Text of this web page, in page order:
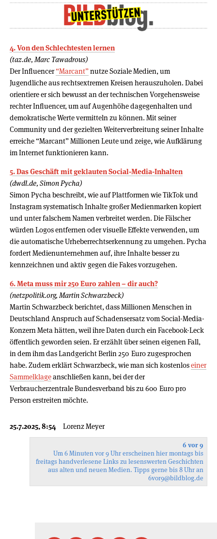
4. Von den Schlechtesten lernen
(taz.de, Marc Tawadrous)
Der Influencer“Marcant”nutze Soziale Medien, um
Jugendliche aus rechtsextremen Kreisen herauszuholen. Dabei
orientiere er sich bewusst an der technischen Vorgehensweise
rechter Influencer, um auf Augenhöhe dagegenhalten und
demokratische Werte vermitteln zu können. Mit seiner
Community und der gezielten Weiterverbreitung seiner Inhalte
erreiche “Marcant” Millionen Leute und zeige, wie Aufklärung
im Internet funktionieren kann.
5. Das Geschäft mit geklauten Social-Media-Inhalten
(dwdl.de, Simon Pycha)
Simon Pycha beschreibt, wie auf Plattformen wie TikTok und
Instagram systematisch Inhalte großer Medienmarken kopiert
und unter falschem Namen verbreitet werden. Die Fälscher
würden Logos entfernen oder visuelle Effekte verwenden, um
die automatische Urheberrechtserkennung zu umgehen. Pycha
fordert Medienunternehmen auf, ihre Inhalte besser zu
kennzeichnen und aktiv gegen die Fakes vorzugehen.
6. Meta muss mir 250 Euro zahlen – dir auch?
(netzpolitik.org, Martin Schwarzbeck)
Martin Schwarzbeck berichtet, dass Millionen Menschen in
Deutschland Anspruch auf Schadensersatz vom Social-Media-
Konzern Meta hätten, weil ihre Daten durch ein Facebook-Leck
öffentlich geworden seien. Er erzählt über seinen eigenen Fall,
in dem ihm das Landgericht Berlin 250 Euro zugesprochen
habe. Zudem erklärt Schwarzbeck, wie man sich kostenloseiner
Sammelklageanschließen kann, bei der der
Verbraucherzentrale Bundesverband bis zu 600 Euro pro
Person erstreiten möchte.
25.7.2025, 8:54 Lorenz Meyer
6 vor 9
Um 6 Minuten vor 9 Uhr erscheinen hier montags bis
freitags handverlesene Links zu lesenswerten Geschichten
aus alten und neuen Medien. Tipps gerne bis 8 Uhr an
6vor9@bildblog.de